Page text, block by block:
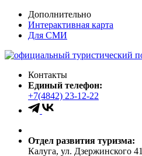
Дополнительно
Интерактивная карта
Для СМИ
Контакты
Единый телефон:
+7(4842) 23-12-22
Отдел развития туризма:
Калуга, ул. Дзержинского 41